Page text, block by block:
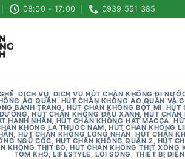
08:00 - 17:00 0939 551 385
,DỊCH VỤ, DỊCH VỤ HÚT CHÂN KHÔNG ĐI
ÁO QUẦN, HÚT CHÂN KHÔNG ÁO QUẦN VÀ
BÁNH TRÁNG , HÚT CHÂN KHÔNG BỘT MÌ, HÚT
,HÚT CHÂN KHÔNG ĐẬU XANH,HÚT CHÂN
HẠNH NHÂN, HÚT CHÂN KHÔNG HẠT MACCA,
KHÔNG LÁ THUỐC NAM, HÚT CHÂN KHÔNG
, HÚT CHÂN KHÔNG LONG NHÃN,HÚT CHÂN
NGŨ CỐC, HUT CHÂN KHÔNG QUẬN 2, HÚT
KHÔNG THỊT BÒ,HÚT CHÂN KHÔNG THỊT XÔNG
TÔM KHÔ,LIFESTYLE,LỐI SỐNG , THIẾT BỊ